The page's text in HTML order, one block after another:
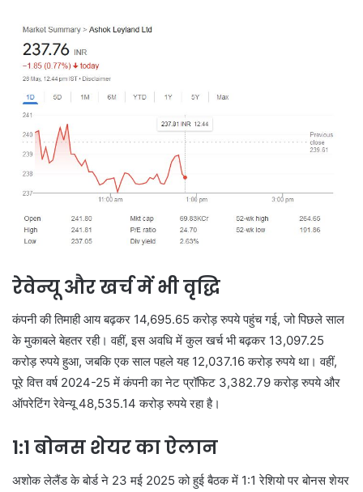
रेवेन्यू और खर्च में भी वृद्धि
कंपनी की तिमाही आय बढ़कर 14,695.65 करोड़ रुपये पहुंच गई, जो पिछले साल
के मुकाबले बेहतर रही। वहीं, इस अवधि में कुल खर्च भी बढ़कर 13,097.25
करोड़ रुपये हुआ, जबकि एक साल पहले यह 12,037.16 करोड़ रुपये था। वहीं,
पूरे वित्त वर्ष 2024-25 में कंपनी का नेट प्रॉफिट 3,382.79 करोड़ रुपये और
ऑपरेटिंग रेवेन्यू 48,535.14 करोड़ रुपये रहा है।
1:1 बोनस शेयर का ऐलान
अशोक लेलैंड के बोर्ड ने 23 मई 2025 को हुई बैठक में 1:1 रेशियो पर बोनस शेयर